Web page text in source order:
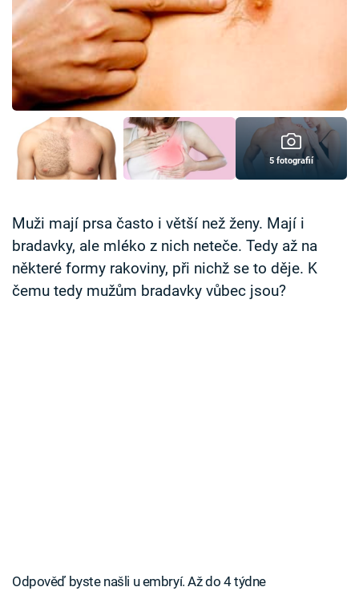
Pořady
TV Program
Časopis
Sledujte prima+
Přihlášení
Sledujte nás
5 fotografií
Muži mají prsa často i větší než ženy. Mají i
bradavky, ale mléko z nich neteče. Tedy až na
některé formy rakoviny, při nichž se to děje. K
čemu tedy mužům bradavky vůbec jsou?
Odpověď byste našli u embryí. Až do 4 týdne